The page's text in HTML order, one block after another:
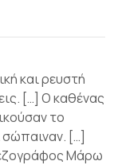
και ρευστή
[…] O καθένας
το
σώπαιναν. […]
Mάρω